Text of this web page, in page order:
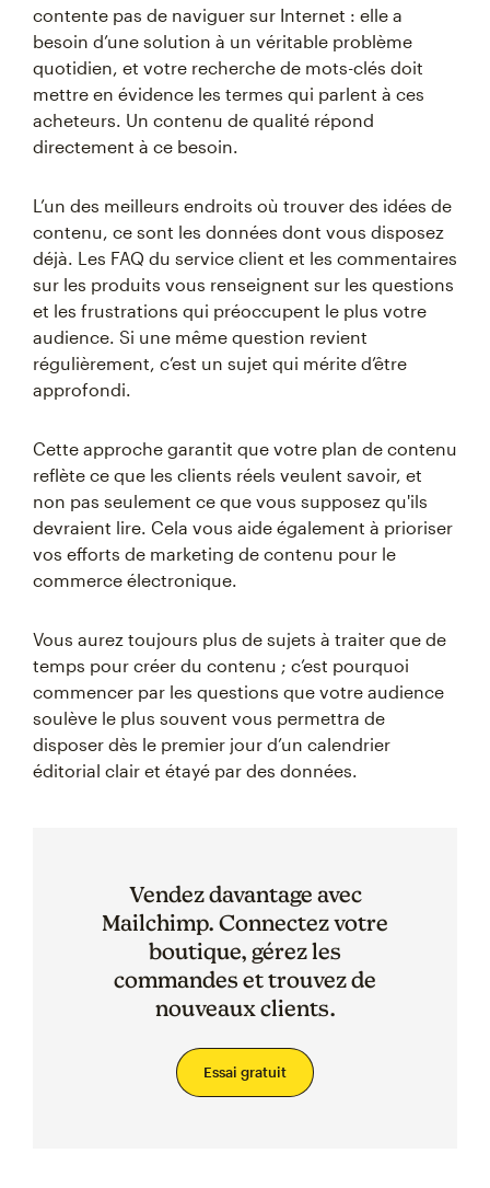
contente pas de naviguer sur Internet : elle a
besoin d’une solution à un véritable problème
quotidien, et votre recherche de mots-clés doit
mettre en évidence les termes qui parlent à ces
acheteurs. Un contenu de qualité répond
directement à ce besoin.
L’un des meilleurs endroits où trouver des idées de
contenu, ce sont les données dont vous disposez
déjà. Les FAQ du service client et les commentaires
sur les produits vous renseignent sur les questions
et les frustrations qui préoccupent le plus votre
audience. Si une même question revient
régulièrement, c’est un sujet qui mérite d’être
approfondi.
Cette approche garantit que votre plan de contenu
reflète ce que les clients réels veulent savoir, et
non pas seulement ce que vous supposez qu'ils
devraient lire. Cela vous aide également à prioriser
vos efforts de marketing de contenu pour le
commerce électronique.
Vous aurez toujours plus de sujets à traiter que de
temps pour créer du contenu ; c’est pourquoi
commencer par les questions que votre audience
soulève le plus souvent vous permettra de
disposer dès le premier jour d’un calendrier
éditorial clair et étayé par des données.
Vendez davantage avec
Mailchimp. Connectez votre
boutique, gérez les
commandes et trouvez de
nouveaux clients.
Essai gratuit